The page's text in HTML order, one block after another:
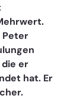
Peter
er
hat. Er